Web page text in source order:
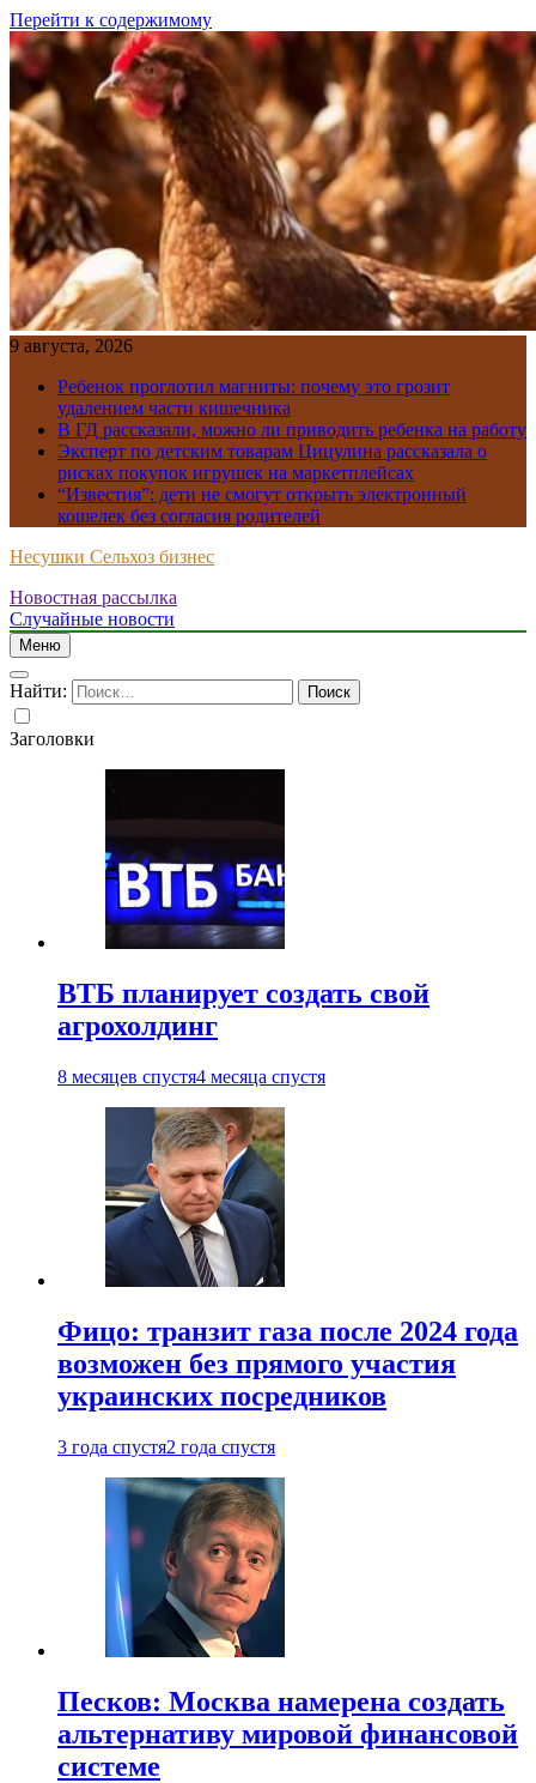
Перейти к содержимому
9 августа, 2026
Ребенок проглотил магниты: почему это грозит
удалением части кишечника
В ГД рассказали, можно ли приводить ребенка на работу
Эксперт по детским товарам Цицулина рассказала о
рисках покупок игрушек на маркетплейсах
“Известия”: дети не смогут открыть электронный
кошелек без согласия родителей
Несушки Сельхоз бизнес
Новостная рассылка
Случайные новости
Меню
Найти:
Заголовки
ВТБ планирует создать свой
агрохолдинг
8 месяцев спустя4 месяца спустя
Фицо: транзит газа после 2024 года
возможен без прямого участия
украинских посредников
3 года спустя2 года спустя
Песков: Москва намерена создать
альтернативу мировой финансовой
системе